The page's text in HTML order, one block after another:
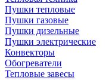
Пушки тепловые
Пушки газовые
Пушки дизельные
Пушки электрические
Конвекторы
Обогреватели
Тепловые завесы